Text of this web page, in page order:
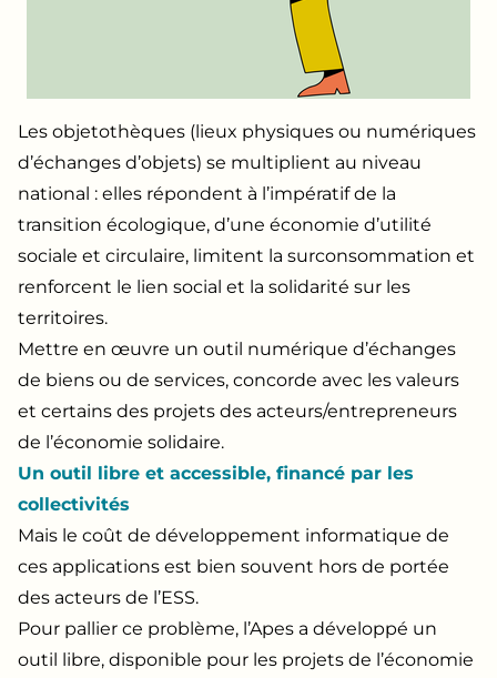
Les objetothèques (lieux physiques ou numériques
d’échanges d’objets) se multiplient au niveau
national : elles répondent à l’impératif de la
transition écologique, d’une économie d’utilité
sociale et circulaire, limitent la surconsommation et
renforcent le lien social et la solidarité sur les
territoires.
Mettre en œuvre un outil numérique d’échanges
de biens ou de services, concorde avec les valeurs
et certains des projets des acteurs/entrepreneurs
de l’économie solidaire.
Un outil libre et accessible, financé par les
collectivités
Mais le coût de développement informatique de
ces applications est bien souvent hors de portée
des acteurs de l’ESS.
Pour pallier ce problème, l’Apes a développé un
outil libre, disponible pour les projets de l’économie